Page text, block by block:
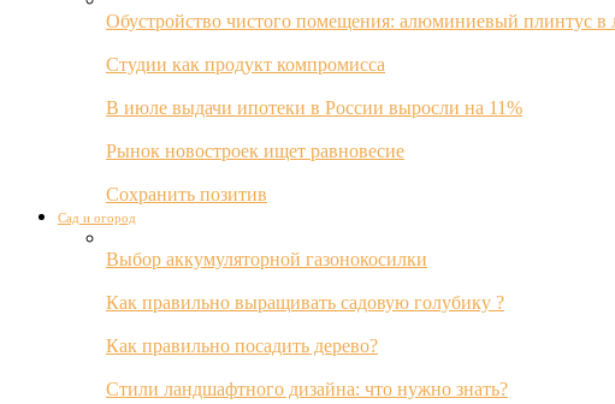
Обустройство чистого помещения: алюминиевый плинтус в
Студии как продукт компромисса
В июле выдачи ипотеки в России выросли на 11%
Рынок новостроек ищет равновесие
Сохранить позитив
Сад и огород
Выбор аккумуляторной газонокосилки
Как правильно выращивать садовую голубику ?
Как правильно посадить дерево?
Стили ландшафтного дизайна: что нужно знать?